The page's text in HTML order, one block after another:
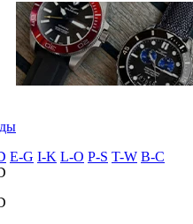
E-G I-K L-O P-S T-W В-С